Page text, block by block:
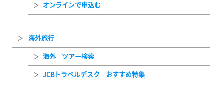
オンラインで申込む
海外旅行
海外 ツアー検索
JCBトラベルデスク おすすめ特集